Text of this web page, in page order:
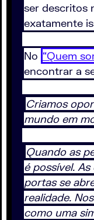
ser descritos
exatamente
No “Quem
encontrar a
Criamos
mundo em
Quando as
é possível.
portas se
realidade.
como uma